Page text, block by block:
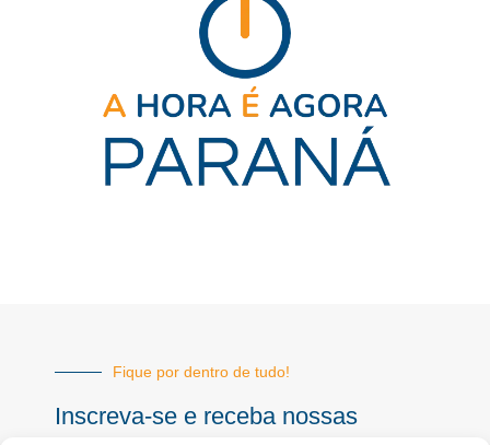
Fique por dentro de tudo!
Inscreva-se e receba nossas